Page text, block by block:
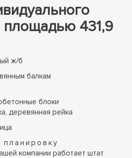
431,9
ж/б
балкам
блоки
деревянная рейка
компании работает штат